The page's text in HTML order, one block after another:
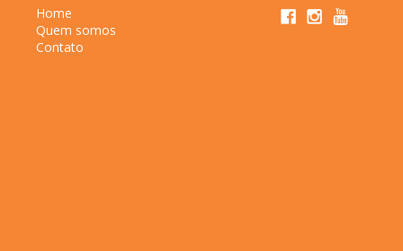
Home
Quem somos
Contato